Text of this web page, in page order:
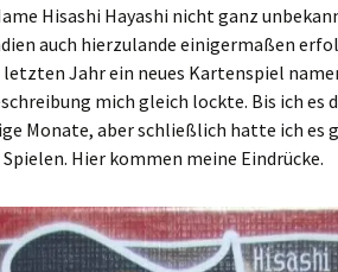
Verlagsliste Mexiko
Verlagsliste Peru
Verlagsliste Uruguay
Hisashi Hayashi nicht ganz
auch hierzulande einigermaßen
Jahr ein neues Kartenspiel
mich gleich lockte. Bis ich es
Monate, aber schließlich hatte ich es
Hier kommen meine Eindrücke.